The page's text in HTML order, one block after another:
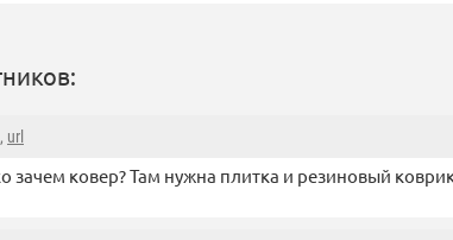
url
зачем ковер? Там нужна плитка и резиновый